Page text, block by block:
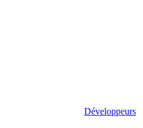
Développeurs